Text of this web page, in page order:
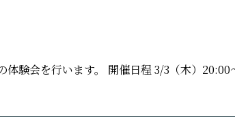
験会を行います。 開催日程 3/3（木）20:00